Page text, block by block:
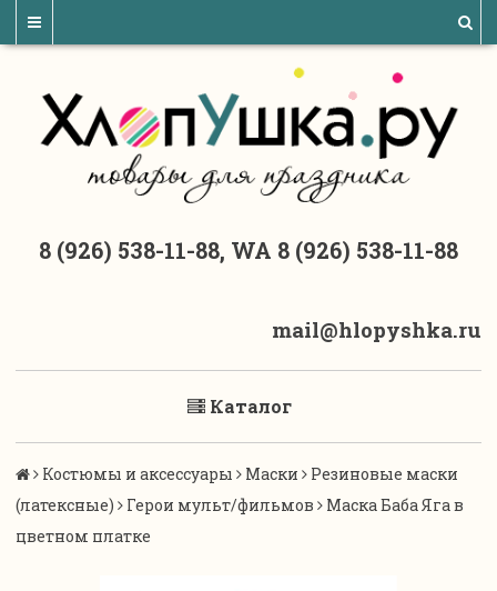
8 (926) 538-11-88, WA 8 (926) 538-11-88
mail@hlopyshka.ru
Каталог
Костюмы и аксессуары Маски
Резиновые маски
(латексные)
Герои мульт/фильмов
Маска Баба Яга в
цветном платке